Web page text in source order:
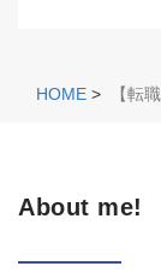
HOME > 【転
About me!